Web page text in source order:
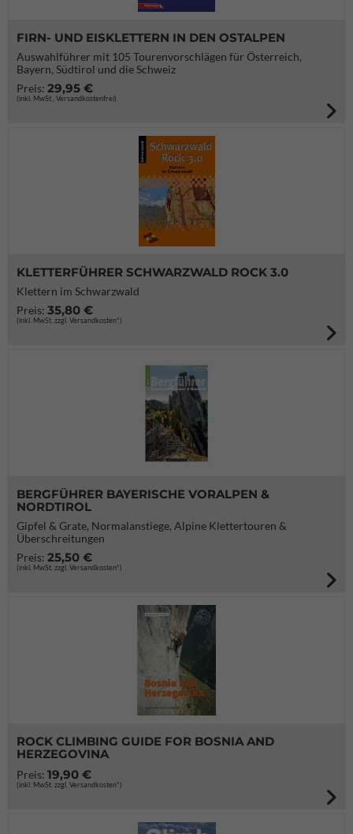
FIRN- UND EISKLETTERN IN DEN OSTALPEN
Auswahlführer mit 105 Tourenvorschlägen für Österreich,
Bayern, Südtirol und die Schweiz
Preis: 29,95 €
(inkl. MwSt., Versandkostenfrei)
KLETTERFÜHRER SCHWARZWALD ROCK 3.0
Klettern im Schwarzwald
Preis: 35,80 €
(inkl. MwSt. zzgl. Versandkosten*)
BERGFÜHRER BAYERISCHE VORALPEN &
NORDTIROL
Gipfel & Grate, Normalanstiege, Alpine Klettertouren &
Überschreitungen
Preis: 25,50 €
(inkl. MwSt. zzgl. Versandkosten*)
ROCK CLIMBING GUIDE FOR BOSNIA AND
HERZEGOVINA
Preis: 19,90 €
(inkl. MwSt. zzgl. Versandkosten*)